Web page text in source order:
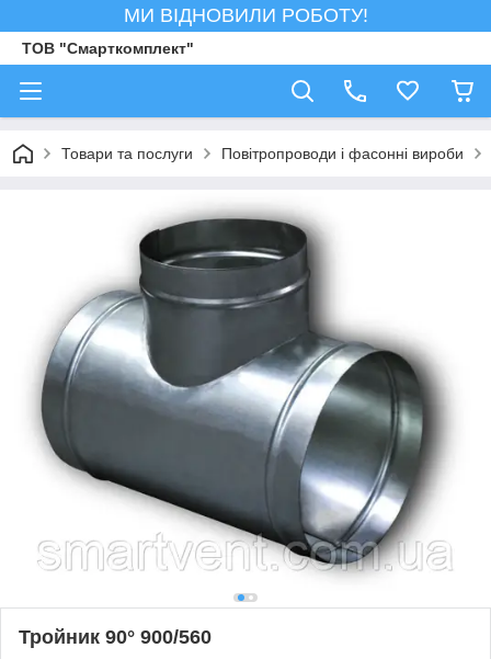
МИ ВІДНОВИЛИ РОБОТУ!
ТОВ "Смарткомплект"
Товари та послуги Повітропроводи і фасонні вироби
Тройник 90° 900/560